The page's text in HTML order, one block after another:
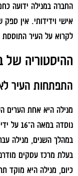
החברה במנילה ידועה
אישי וידידותי. אין
לקרוא על העיר התוססת
ההיסטוריה של
התפתחות העיר
מנילה היא אחת הערים
במהלך השנים, מנילה
בעלת מרכז עסקים
כיום, מנילה היא מוקד